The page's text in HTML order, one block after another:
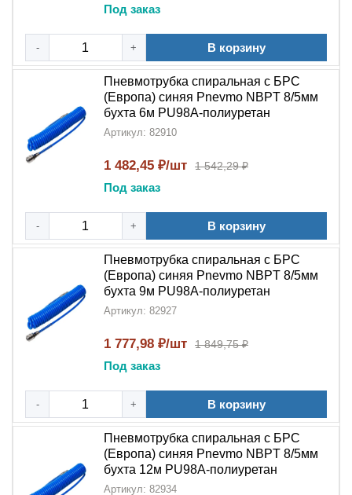
для удобного монтажа
Благодаряполиуретановой
гибкость в широком температурном диапазоне и
устойчива к механическим повреждениям.
Применение пневмотрубки NBPT PU98A
Пневмотрубка спиральная с БРС NBPT PU98A
широко используется в:
Промышленныхсистемах подготовки воздуха
Пневматическом инструменте и оборудовании
Автоматизированных производственных линиях
Системах с частыми переподключениями
оборудования
Условиях, требующих мобильности и гибкости
соединений
Преимущества пневмотрубки NBPT
пневмотрубку спиральную с БРС NBPT
PU98A, вы получаете:
Удобство монтажа – благодаря
быстроразъёмному соединению (БРС)
Гибкость
–спиральная
Под заказ
- + В корзину
Пневмотрубка спиральная с БРС
(Европа) синяя Pnevmo NBPT 8/5мм
бухта 6м PU98A-полиуретан
Артикул: 82910
1 482,45 ₽/шт 1 542,29 ₽
Под заказ
- + В корзину
Пневмотрубка спиральная с БРС
(Европа) синяя Pnevmo NBPT 8/5мм
бухта 9м PU98A-полиуретан
Артикул: 82927
1 777,98 ₽/шт 1 849,75 ₽
Под заказ
- + В корзину
Пневмотрубка спиральная с БРС
(Европа) синяя Pnevmo NBPT 8/5мм
бухта 12м PU98A-полиуретан
Артикул: 82934